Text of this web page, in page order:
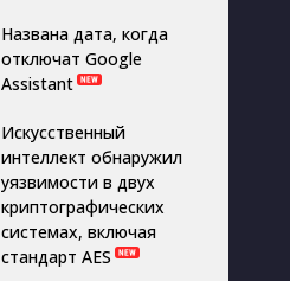
Названа дата, когда
отключат Google
Assistant
Искусственный
интеллект обнаружил
уязвимости в двух
криптографических
системах, включая
стандарт AES